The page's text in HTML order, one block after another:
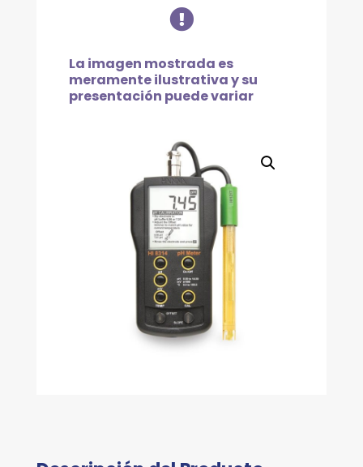
14.00
PH,
MV

La imagen mostrada es
meramente ilustrativa y su
presentación puede variar